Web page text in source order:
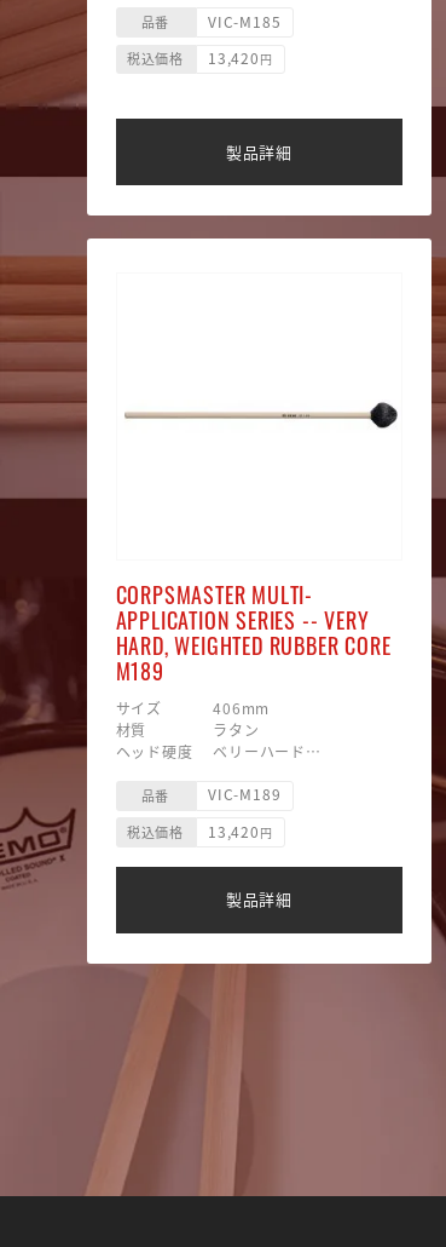
ヘッド形状 マッシュルーム型
品番 VIC-M185
税込価格 13,420 円
製品詳細
CORPSMASTER MULTI-
APPLICATION SERIES -- VERY
HARD, WEIGHTED RUBBER CORE
M189
サイズ 406mm
材質 ラタン
ヘッド硬度 ベリーハード
ヘッド形状 マッシュルーム型
品番 VIC-M189
税込価格 13,420 円
製品詳細